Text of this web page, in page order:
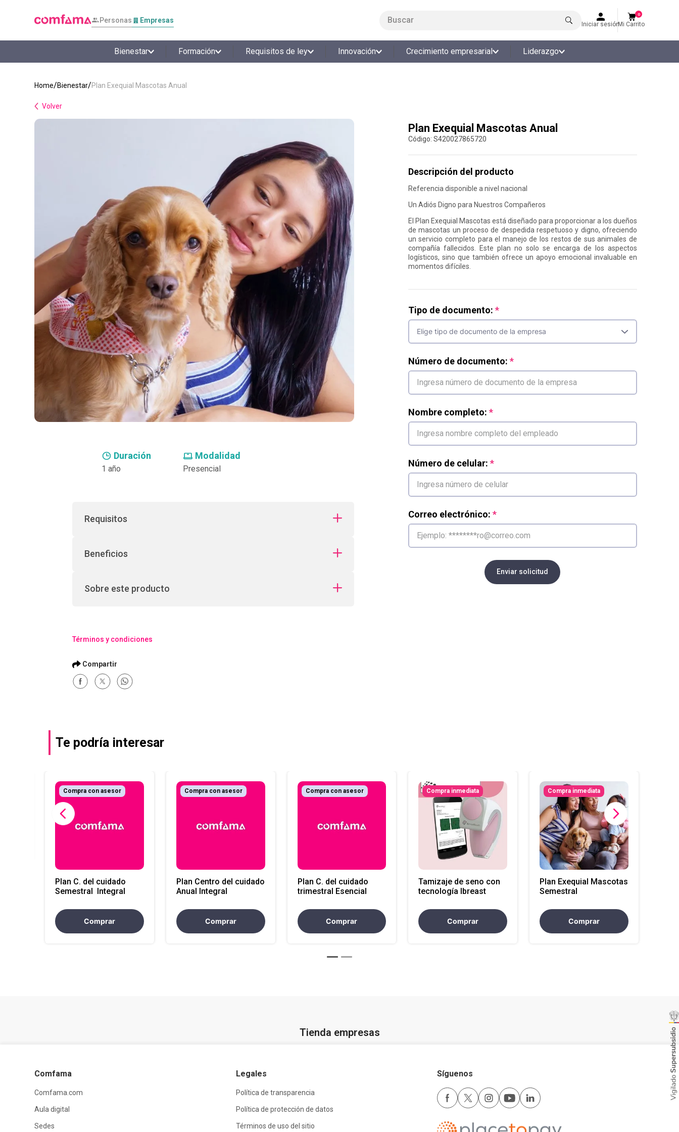
Personas Empresas Iniciar sesiónMi Carrito
0
Bienestar Formación Requisitos de ley Innovación Crecimiento empresarial Liderazgo
Bienestar Plan Exequial Mascotas Anual
Volver
Duración
1 año
Modalidad
Presencial
Requisitos
Beneficios
Sobre este producto
Términos y condiciones
Plan Exequial Mascotas Anual
: S420027865720
Descripción del producto
Referencia disponible a nivel nacional
Un Adiós Digno para Nuestros Compañeros
El Plan Exequial Mascotas está diseñado para proporcionar a los dueños
de mascotas un proceso de despedida respetuoso y digno, ofreciendo
un servicio completo para el manejo de los restos de sus animales de
compañía fallecidos. Este plan no solo se encarga de los aspectos
logísticos, sino que también ofrece un apoyo emocional invaluable en
momentos difíciles.
Tipo de documento:
Número de documento:
Nombre completo:
Número de celular:
Correo electrónico:
Enviar solicitud
Te podría interesar
Plan C. del cuidado
Semestral Integral
Comprar
Compra con asesor
Plan Centro del cuidado
Anual Integral
Comprar
Compra con asesor
Plan C. del cuidado
trimestral Esencial
Comprar
Compra con asesor
Tamizaje de seno con
tecnología Ibreast
Comprar
Compra inmediata
Plan Exequial Mascotas
Semestral
Comprar
Compra inmediata
Tienda empresas
Comfama
Comfama.com
Aula digital
Sedes
Legales
Política de transparencia
Política de protección de datos
Términos de uso del sitio
Síguenos
LO MÁS BUSCADO
1.
smart fit
tiqueteras
.
talleres creativos
8
salon
9.
refrigerio
10. retiro laboral